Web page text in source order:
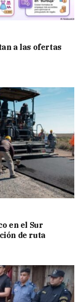
a las ofertas
en el Sur
de ruta